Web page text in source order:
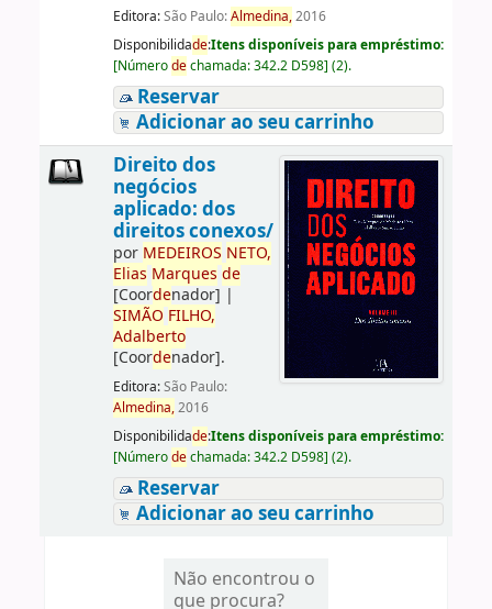
Editora:São Paulo:Almedina,2016
Disponibilidade:Itens disponíveis para empréstimo:
[Númerodechamada:342.2 D598] (2).
Reservar
Adicionar ao seu carrinho
Direito dos
negócios
aplicado: dos
direitos conexos/
por MEDEIROS NETO,
Elias Marques de
[Coordenador] |
SIMÃO FILHO,
Adalberto
[Coordenador].
Editora:São Paulo:
Almedina,2016
Disponibilidade:Itens disponíveis para empréstimo:
[Númerodechamada:342.2 D598] (2).
Reservar
Adicionar ao seu carrinho
Não encontrou o
que procura?